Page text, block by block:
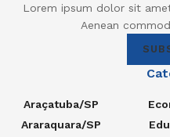
Lorem ipsum dolor sit
Aenean
Araçatuba/SP
Araraquara/SP